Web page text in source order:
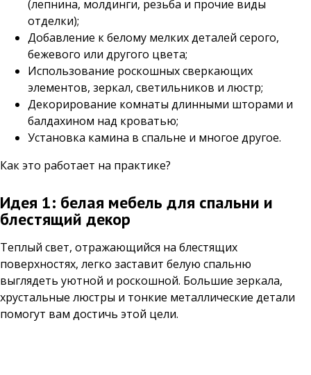
(лепнина, молдинги, резьба и прочие виды
отделки);
Добавление к белому мелких деталей серого,
бежевого или другого цвета;
Использование роскошных сверкающих
элементов, зеркал, светильников и люстр;
Декорирование комнаты длинными шторами и
балдахином над кроватью;
Установка камина в спальне и многое другое.
Как это работает на практике?
Идея 1: белая мебель для спальни и
блестящий декор
Теплый свет, отражающийся на блестящих
поверхностях, легко заставит белую спальню
выглядеть уютной и роскошной. Большие зеркала,
хрустальные люстры и тонкие металлические детали
помогут вам достичь этой цели.